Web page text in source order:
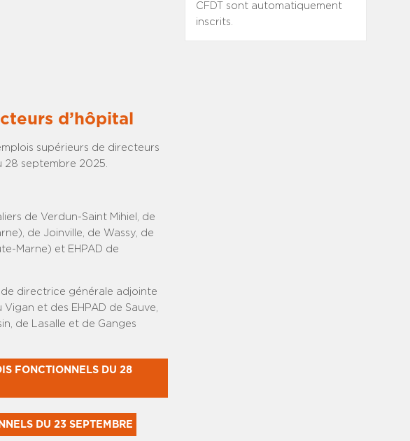
d’hôpital
supérieurs de directeurs
28 septembre 2025.
de Verdun-Saint Mihiel, de
de Joinville, de Wassy, de
Marne) et EHPAD de
directrice générale adjointe
et des EHPAD de Sauve,
de Lasalle et de Ganges
FONCTIONNELS DU 28
DU 23 SEPTEMBRE
CFDT sont automatiquement
inscrits.